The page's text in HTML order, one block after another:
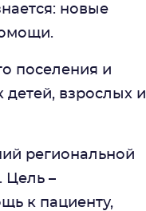
новые
поселения и
взрослых и
региональной
Цель –
к пациенту,